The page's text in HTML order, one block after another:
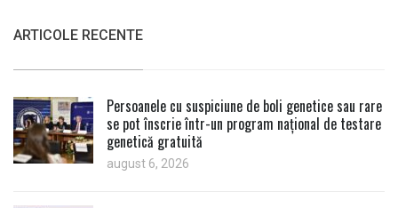
ARTICOLE RECENTE
Persoanele cu suspiciune de boli genetice sau rare
se pot înscrie într-un program național de testare
genetică gratuită
august 6, 2026